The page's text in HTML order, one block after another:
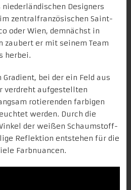
niederländischen Designers
zentralfranzösischen Saint-
oder Wien, demnächst in
zaubert er mit seinem Team
herbei.
Gradient, bei der ein Feld aus
verdreht aufgestellten
rotierenden farbigen
werden. Durch die
der weißen Schaumstoff-
Reflektion entstehen für die
Farbnuancen.